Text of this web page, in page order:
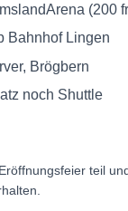
(200
Bahnhof Lingen
Brögbern
noch Shuttle
teil